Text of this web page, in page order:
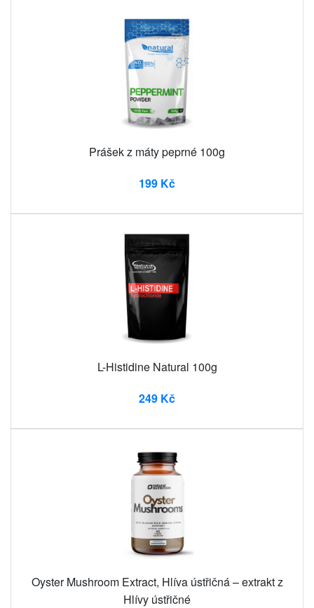
Prášek z máty peprné 100g
199 Kč
L-Histidine Natural 100g
249 Kč
Oyster Mushroom Extract, Hlíva ústřičná – extrakt z
Hlívy ústřičné